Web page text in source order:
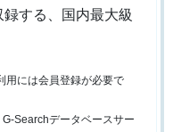
する、国内最大級
用には会員登録が必要で
G-Searchデータベースサー